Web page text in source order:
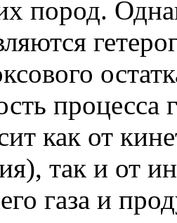
пород.
процесса
как от
так и от
газа и